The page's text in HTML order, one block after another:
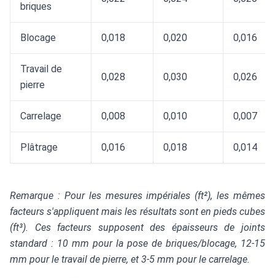
briques
Blocage 0,018 0,020 0,016
Travail de
pierre
0,028 0,030 0,026
Carrelage 0,008 0,010 0,007
Plâtrage 0,016 0,018 0,014
Remarque : Pour les mesures impériales (ft²), les mêmes
facteurs s'appliquent mais les résultats sont en pieds cubes
(ft³). Ces facteurs supposent des épaisseurs de joints
standard : 10 mm pour la pose de briques/blocage, 12-15
mm pour le travail de pierre, et 3-5 mm pour le carrelage.